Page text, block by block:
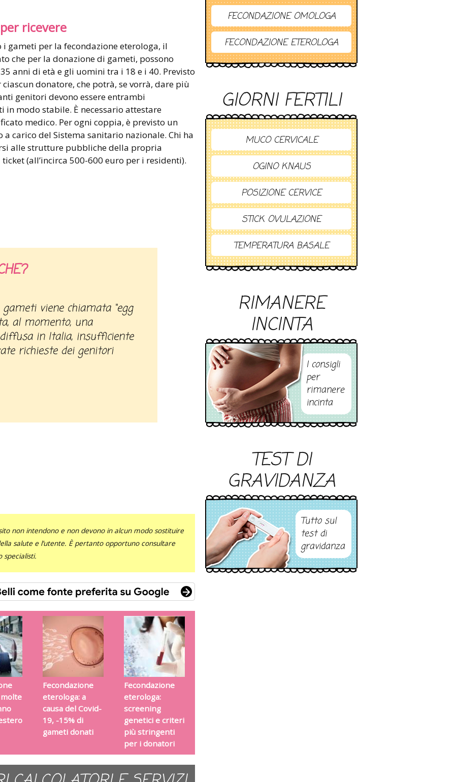
ricevere
gameti per la fecondazione eterologa, il
che per la donazione di gameti, possono
anni di età e gli uomini tra i 18 e i 40. Previsto
donatore, che potrà, se vorrà, dare più
genitori devono essere entrambi
in modo stabile. È necessario attestare
medico. Per ogni coppia, è previsto un
carico del Sistema sanitario nazionale. Chi ha
alle strutture pubbliche della propria
(all’incirca 500-600 euro per i residenti).
viene chiamata “egg
al momento, una
in Italia, insufficiente
richieste dei genitori
non intendono e non devono in alcun modo sostituire
salute e l’utente. È pertanto opportuno consultare
Fecondazione
eterologa: a
causa del Covid-
19, -15% di
gameti donati
Fecondazione
eterologa:
screening
genetici e criteri
più stringenti
per i donatori
FECONDAZIONE OMOLOGA
FECONDAZIONE ETEROLOGA
GIORNI FERTILI
MUCO CERVICALE
OGINO KNAUS
POSIZIONE CERVICE
STICK OVULAZIONE
TEMPERATURA BASALE
RIMANERE
INCINTA
I consigli
per
rimanere
incinta
TEST DI
GRAVIDANZA
Tutto sul
test di
gravidanza